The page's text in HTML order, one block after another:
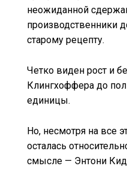
неожиданной
производственники
старому рецепту.
Четко виден рост и
Клингхоффера до
единицы.
Но, несмотря на все
осталась
смысле — Энтони